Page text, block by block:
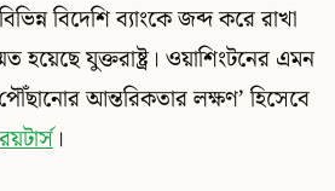
বিদেশি ব্যাংকে জব্দ করে রাখা
হয়েছে যুক্তরাষ্ট্র। ওয়াশিংটনের এমন
আন্তরিকতার লক্ষণ’ হিসেবে
রয়টার্স।